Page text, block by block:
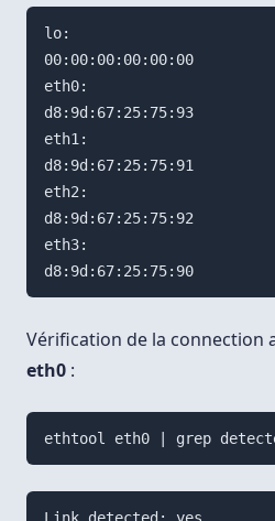
lo:
00:00:00:00:00:00
eth0:
d8:9d:67:25:75:93
eth1:
d8:9d:67:25:75:91
eth2:
d8:9d:67:25:75:92
eth3:
d8:9d:67:25:75:90
Vérification de la connection
eth0 :